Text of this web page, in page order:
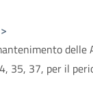
>
35, 37, per il